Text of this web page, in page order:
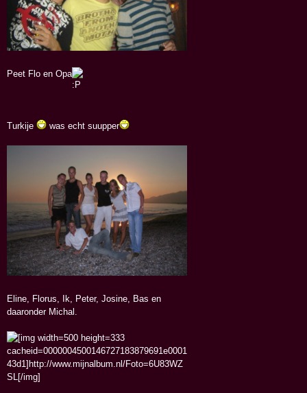
Peet Flo en Opa
Turkije was echt suupper
Eline, Florus, Ik, Peter, Josine, Bas en
daaronder Michal.